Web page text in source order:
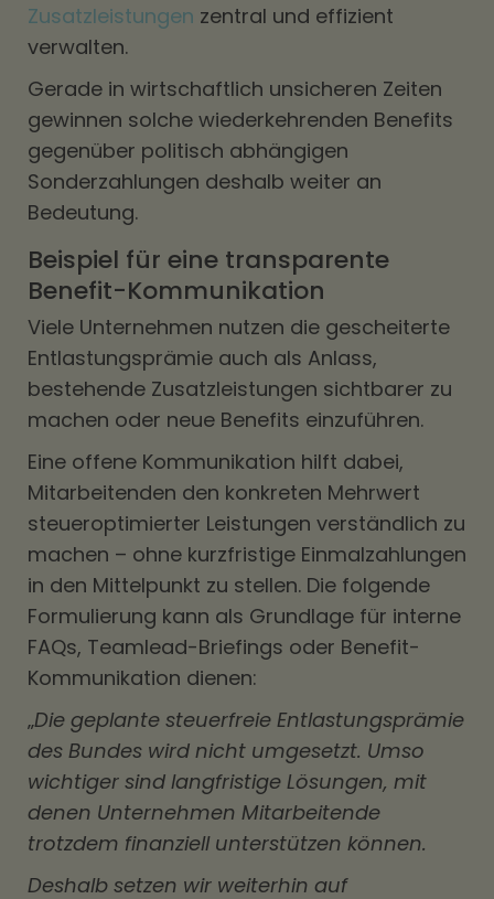
Zusatzleistungen zentral und effizient
verwalten.
Gerade in wirtschaftlich unsicheren Zeiten
gewinnen solche wiederkehrenden Benefits
gegenüber politisch abhängigen
Sonderzahlungen deshalb weiter an
Bedeutung.
Beispiel für eine transparente
Benefit-Kommunikation
Viele Unternehmen nutzen die gescheiterte
Entlastungsprämie auch als Anlass,
bestehende Zusatzleistungen sichtbarer zu
machen oder neue Benefits einzuführen.
Eine offene Kommunikation hilft dabei,
Mitarbeitenden den konkreten Mehrwert
steueroptimierter Leistungen verständlich zu
machen – ohne kurzfristige Einmalzahlungen
in den Mittelpunkt zu stellen. Die folgende
Formulierung kann als Grundlage für interne
FAQs, Teamlead-Briefings oder Benefit-
Kommunikation dienen:
„Die geplante steuerfreie Entlastungsprämie
des Bundes wird nicht umgesetzt. Umso
wichtiger sind langfristige Lösungen, mit
denen Unternehmen Mitarbeitende
trotzdem finanziell unterstützen können.
Deshalb setzen wir weiterhin auf